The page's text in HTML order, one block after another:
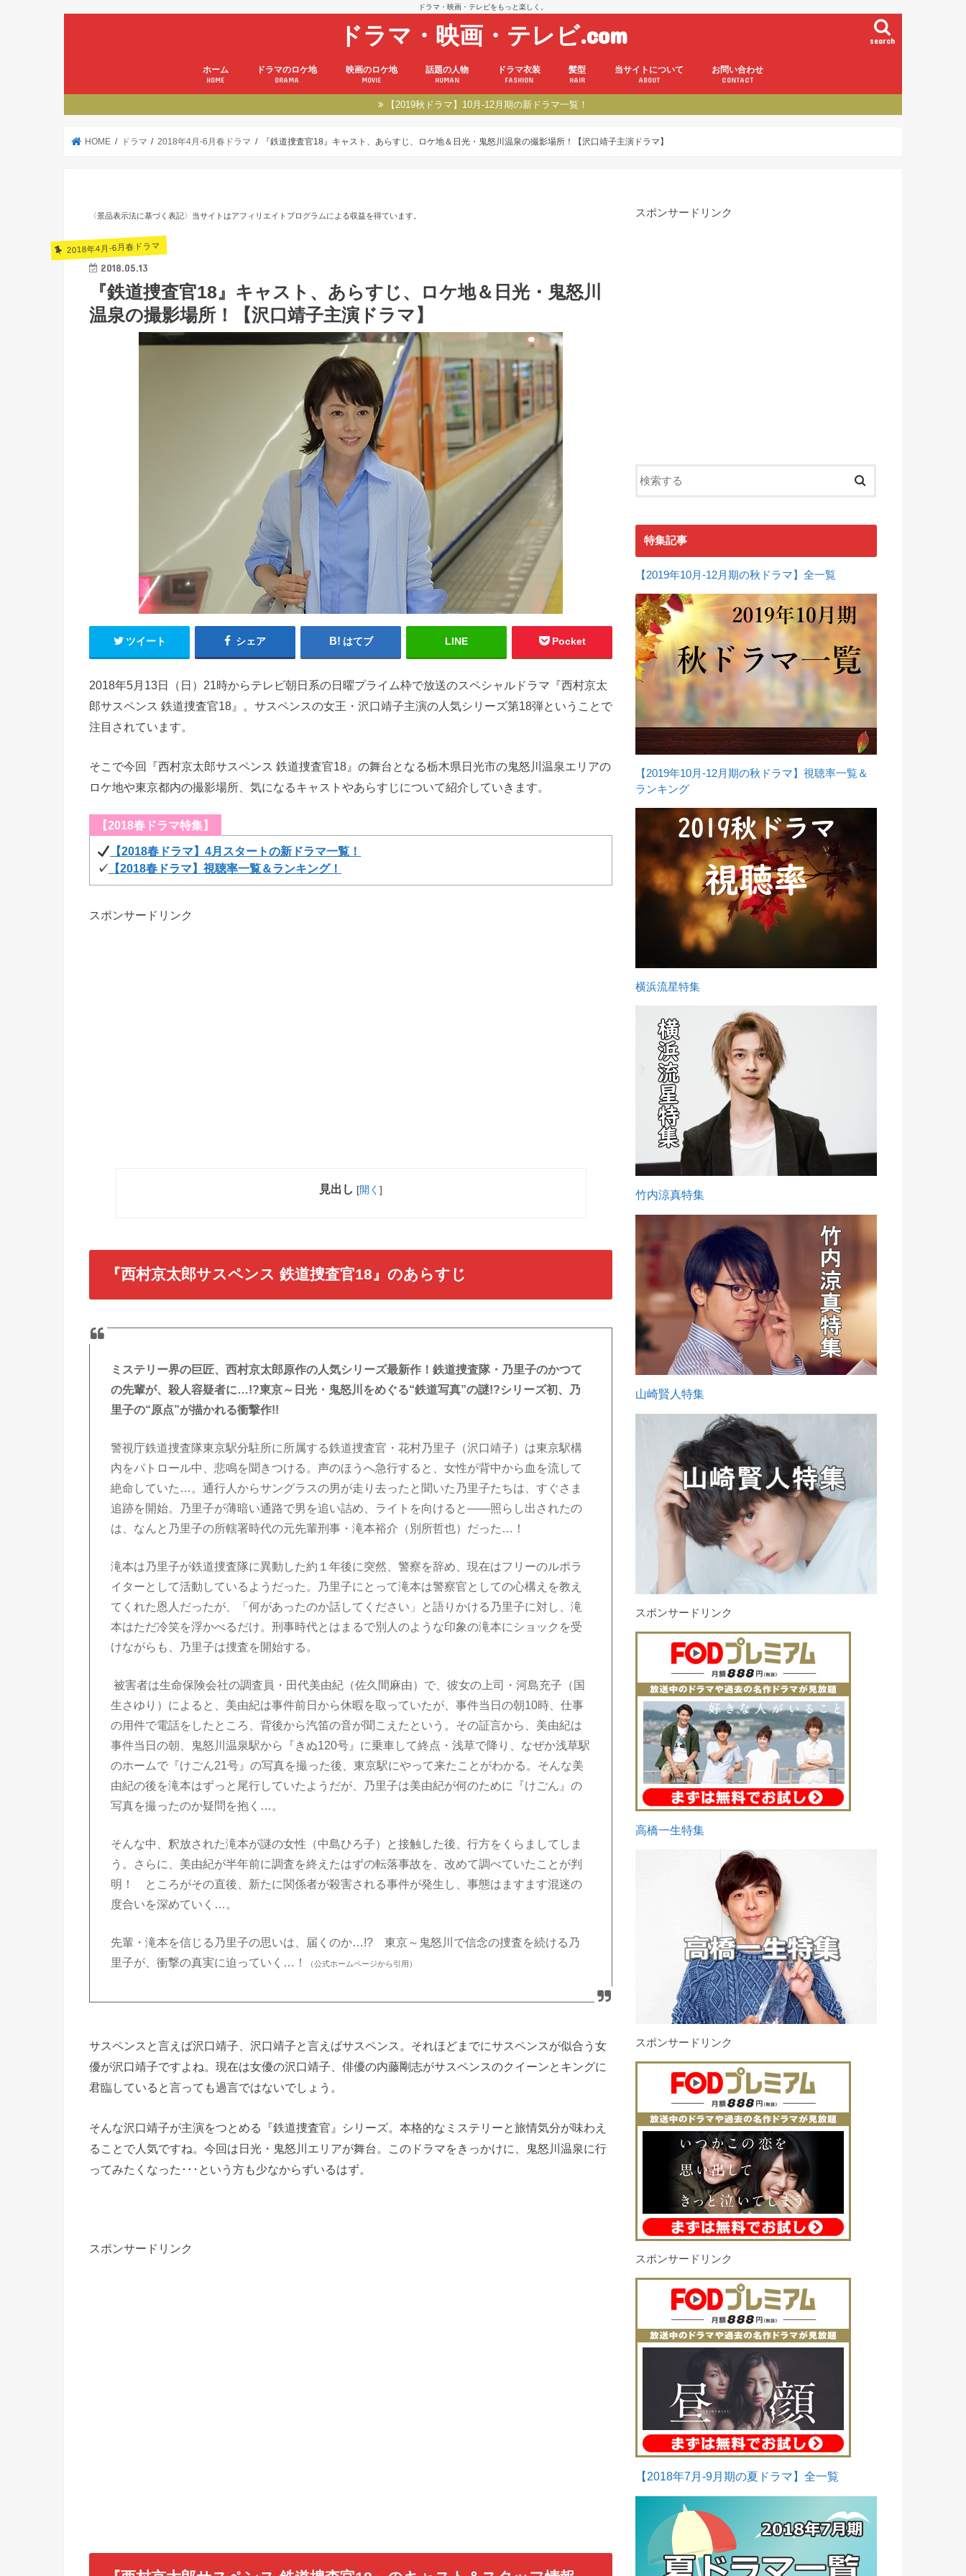
ドラマ・映画・テレビをもっと楽しく。
ドラマ・映画・テレビ.com search
ホーム
HOME
ドラマのロケ地
DRAMA
映画のロケ地
MOVIE
話題の人物
HUMAN
ドラマ衣装
FASHION
髪型
HAIR
当サイトについて
ABOUT
お問い合わせ
CONTACT
【2019秋ドラマ】10月-12月期の新ドラマ一覧！
HOME ドラマ 2018年4月-6月春ドラマ 『鉄道捜査官18』キャスト、あらすじ、ロケ地＆日光・鬼怒川温泉の撮影場所！【沢口靖子主演ドラマ】
〈景品表示法に基づく表記〉当サイトはアフィリエイトプログラムによる収益を得ています。
2018年4月-6月春ドラマ
2018.05.13
『鉄道捜査官18』キャスト、あらすじ、ロケ地＆日光・鬼怒川
温泉の撮影場所！【沢口靖子主演ドラマ】
ツイート シェア はてブ LINE Pocket
2018年5月13日（日）21時からテレビ朝日系の日曜プライム枠で放送のスペシャルドラマ『西村京太
郎サスペンス 鉄道捜査官18』。サスペンスの女王・沢口靖子主演の人気シリーズ第18弾ということで
注目されています。
そこで今回『西村京太郎サスペンス 鉄道捜査官18』の舞台となる栃木県日光市の鬼怒川温泉エリアの
ロケ地や東京都内の撮影場所、気になるキャストやあらすじについて紹介していきます。
【2018春ドラマ特集】
【2018春ドラマ】4月スタートの新ドラマ一覧！
✓ 【2018春ドラマ】視聴率一覧＆ランキング！
スポンサードリンク
見出し [開く ]
『西村京太郎サスペンス 鉄道捜査官18』のあらすじ
ミステリー界の巨匠、西村京太郎原作の人気シリーズ最新作！鉄道捜査隊・乃里子のかつて
の先輩が、殺人容疑者に…!?東京～日光・鬼怒川をめぐる“鉄道写真”の謎!?シリーズ初、乃
里子の“原点”が描かれる衝撃作!!
警視庁鉄道捜査隊東京駅分駐所に所属する鉄道捜査官・花村乃里子（沢口靖子）は東京駅構
内をパトロール中、悲鳴を聞きつける。声のほうへ急行すると、女性が背中から血を流して
絶命していた…。通行人からサングラスの男が走り去ったと聞いた乃里子たちは、すぐさま
追跡を開始。乃里子が薄暗い通路で男を追い詰め、ライトを向けると――照らし出されたの
は、なんと乃里子の所轄署時代の元先輩刑事・滝本裕介（別所哲也）だった…！
滝本は乃里子が鉄道捜査隊に異動した約１年後に突然、警察を辞め、現在はフリーのルポラ
イターとして活動しているようだった。乃里子にとって滝本は警察官としての心構えを教え
てくれた恩人だったが、「何があったのか話してください」と語りかける乃里子に対し、滝
本はただ冷笑を浮かべるだけ。刑事時代とはまるで別人のような印象の滝本にショックを受
けながらも、乃里子は捜査を開始する。
被害者は生命保険会社の調査員・田代美由紀（佐久間麻由）で、彼女の上司・河島充子（国
生さゆり）によると、美由紀は事件前日から休暇を取っていたが、事件当日の朝10時、仕事
の用件で電話をしたところ、背後から汽笛の音が聞こえたという。その証言から、美由紀は
事件当日の朝、鬼怒川温泉駅から『きぬ120号』に乗車して終点・浅草で降り、なぜか浅草駅
のホームで『けごん21号』の写真を撮った後、東京駅にやって来たことがわかる。そんな美
由紀の後を滝本はずっと尾行していたようだが、乃里子は美由紀が何のために『けごん』の
写真を撮ったのか疑問を抱く…。
そんな中、釈放された滝本が謎の女性（中島ひろ子）と接触した後、行方をくらましてしま
う。さらに、美由紀が半年前に調査を終えたはずの転落事故を、改めて調べていたことが判
明！ ところがその直後、新たに関係者が殺害される事件が発生し、事態はますます混迷の
度合いを深めていく…。
先輩・滝本を信じる乃里子の思いは、届くのか…!? 東京～鬼怒川で信念の捜査を続ける乃
里子が、衝撃の真実に迫っていく…！
（公式ホームページから引用）
サスペンスと言えば沢口靖子、沢口靖子と言えばサスペンス。それほどまでにサスペンスが似合う女
優が沢口靖子ですよね。現在は女優の沢口靖子、俳優の内藤剛志がサスペンスのクイーンとキングに
君臨していると言っても過言ではないでしょう。
そんな沢口靖子が主演をつとめる『鉄道捜査官』シリーズ。本格的なミステリーと旅情気分が味わえ
ることで人気ですね。今回は日光・鬼怒川エリアが舞台。このドラマをきっかけに、鬼怒川温泉に行
ってみたくなった･･･という方も少なからずいるはず。
スポンサードリンク
スポンサードリンク
特集記事
【2019年10月-12月期の秋ドラマ】全一覧
【2019年10月-12月期の秋ドラマ】視聴率一覧＆
ランキング
横浜流星特集
竹内涼真特集
山崎賢人特集
スポンサードリンク
高橋一生特集
スポンサードリンク
スポンサードリンク
【2018年7月-9月期の夏ドラマ】全一覧